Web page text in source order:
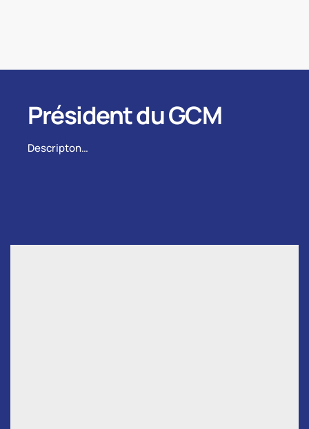
Président du GCM
Descripton…